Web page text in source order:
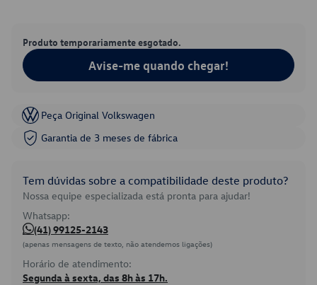
Produto temporariamente esgotado.
Avise-me quando chegar!
Peça Original Volkswagen
Garantia de 3 meses de fábrica
Tem dúvidas sobre a compatibilidade deste produto?
Nossa equipe especializada está pronta para ajudar!
Whatsapp:
(41) 99125-2143
(apenas mensagens de texto, não atendemos ligações)
Horário de atendimento:
Segunda à sexta, das 8h às 17h.